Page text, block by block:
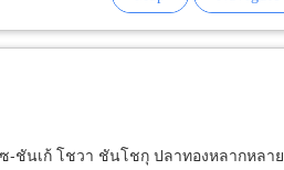
-ชันเก้ โชวา ชันโชกุ ปลาทองหลากหลาย